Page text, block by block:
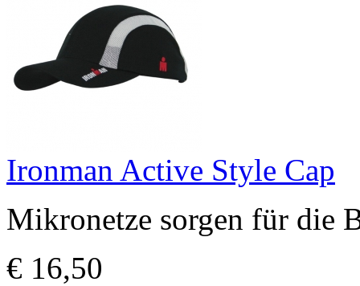
Ironman Active Style Cap
Mikronetze sorgen für die
€ 16,50